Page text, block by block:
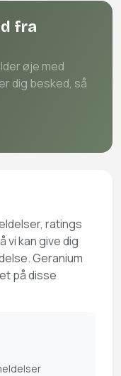
fra
øje med
dig besked, så
ratings
vi kan give dig
Geranium
på disse